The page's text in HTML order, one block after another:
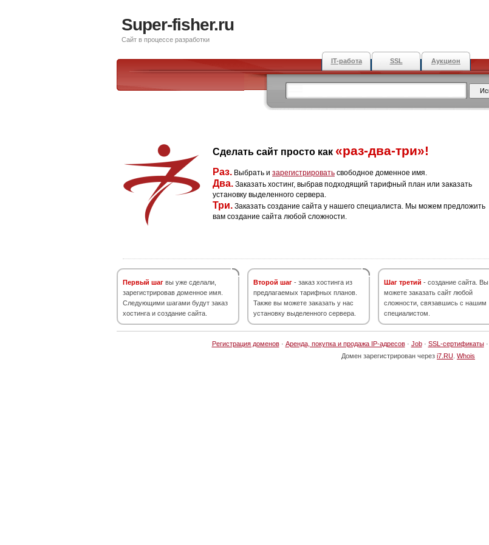
Super-fisher.ru
Сайт в процессе разработки
IT-работа SSL Аукцион
Сделать сайт просто как «раз-два-три»!
Раз. Выбрать и зарегистрировать свободное доменное имя.
Два. Заказать хостинг, выбрав подходящий тарифный план или заказать
установку выделенного сервера.
Три. Заказать создание сайта у нашего специалиста. Мы можем предложить
вам создание сайта любой сложности.
Первый шаг вы уже сделали,
зарегистрировав доменное имя.
Следующими шагами будут заказ
хостинга и создание сайта.
Второй шаг - заказ хостинга из
предлагаемых тарифных планов.
Также вы можете заказать у нас
установку выделенного сервера.
Шаг третий - создание сайта. Вы
можете заказать сайт любой
сложности, связавшись с нашим
специалистом.
Регистрация доменов· Аренда, покупка и продажа IP-адресов· Job· SSL-сертификаты·
Домен зарегистрирован через i7.RU Whois